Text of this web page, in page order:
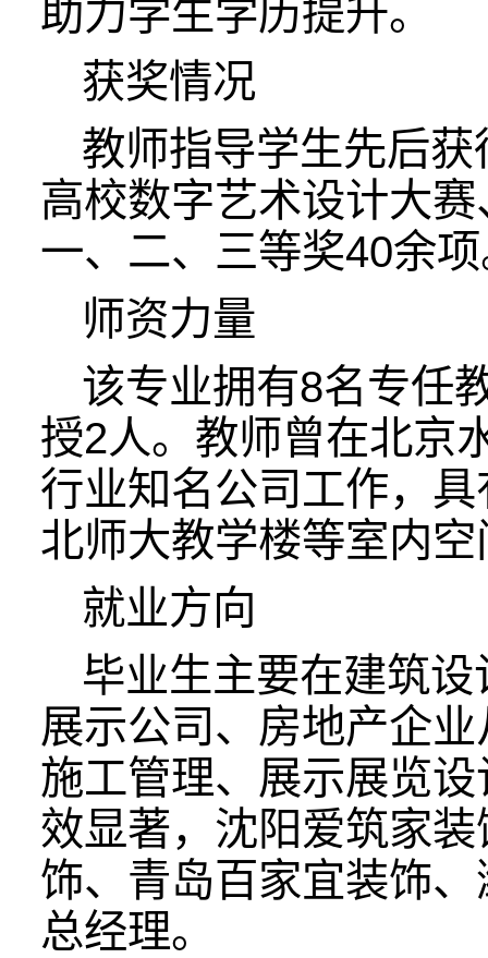
助力学生学历提升。
获奖情况
教师指导学生先后
高校数字艺术设计大
一、二、三等奖40余
师资力量
该专业拥有8名专任
授2人。教师曾在北京
行业知名公司工作，
北师大教学楼等室内
就业方向
毕业生主要在建筑
展示公司、房地产企
施工管理、展示展览
效显著，沈阳爱筑家
饰、青岛百家宜装饰
总经理。